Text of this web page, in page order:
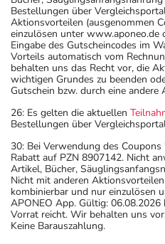
Bestellungen über
Aktionsvorteilen (ausgenommen
einzulösen unter www.aponeo.de
Eingabe des Gutscheincodes im
Vorteils automatisch vom
behalten uns das Recht vor, die
wichtigen Grundes zu beenden
Gutschein bzw. durch eine andere
26: Es gelten die aktuellen
Bestellungen über
30: Bei Verwendung des
Rabatt auf PZN 8907142. Nicht
Artikel, Bücher,
Nicht mit anderen
kombinierbar und nur einzulösen
APONEO App. Gültig:
Vorrat reicht. Wir behalten uns
Keine Barauszahlung.